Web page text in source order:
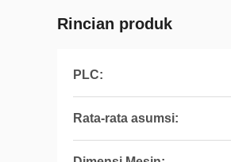
Rincian produk
PLC:
Rata-rata asumsi: